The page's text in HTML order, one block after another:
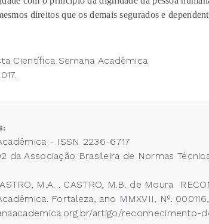
direitos que os demais segurados e
Científica Semana Acadêmica
- ISSN 2236-6717
da Associação Brasileira de Normas
M.A. . CASTRO, M.B. de Moura
Fortaleza, ano MMXVII, Nº. 000116,
artigo/